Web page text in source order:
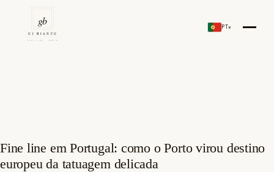
content
Gi Bianco Tattoo Porto
PT▾
Fine line em Portugal: como o Porto virou destino
europeu da tatuagem delicada